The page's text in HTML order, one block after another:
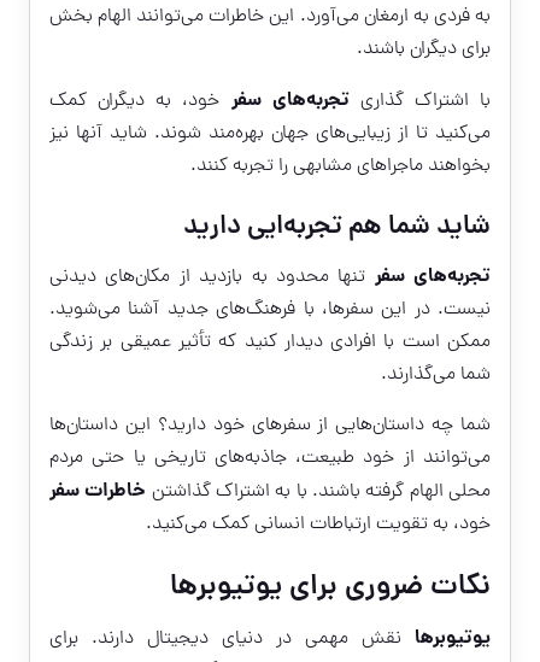
به فردی به ارمغان می‌آورد. این خاطرات می‌توانند الهام بخش
برای دیگران باشند.
با اشتراک گذاریتجربه‌های سفر خود، به دیگران کمک
می‌کنید تا از زیبایی‌های جهان بهره‌مند شوند. شاید آنها نیز
بخواهند ماجراهای مشابهی را تجربه کنند.
شاید شما هم تجربه‌ایی دارید
تجربه‌های سفر تنها محدود به بازدید از مکان‌های دیدنی
نیست. در این سفرها، با فرهنگ‌های جدید آشنا می‌شوید.
ممکن است با افرادی دیدار کنید که تأثیر عمیقی بر زندگی
شما می‌گذارند.
شما چه داستان‌هایی از سفرهای خود دارید؟ این داستان‌ها
می‌توانند از خود طبیعت، جاذبه‌های تاریخی یا حتی مردم
محلی الهام گرفته باشند. با به اشتراک گذاشتن خاطرات سفر
خود، به تقویت ارتباطات انسانی کمک می‌کنید.
نکات ضروری برای یوتیوبرها
یوتیوبرها نقش مهمی در دنیای دیجیتال دارند. برای